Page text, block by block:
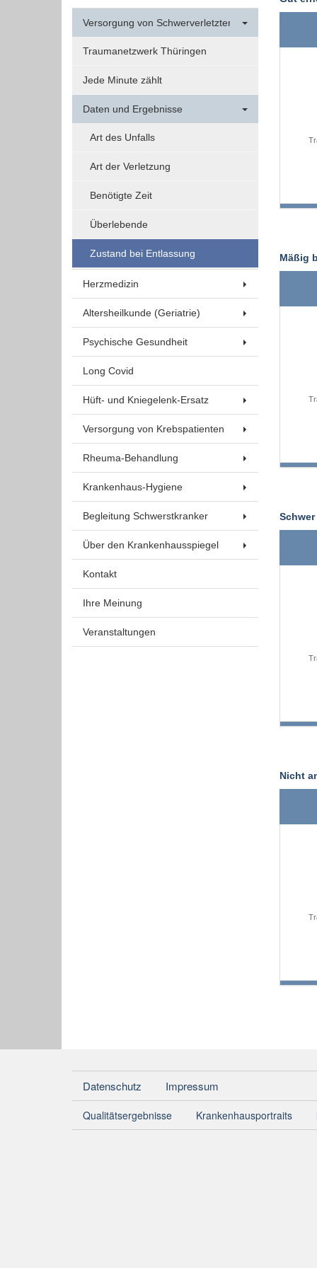
Versorgung von Schwerverletzten
Traumanetzwerk Thüringen
Jede Minute zählt
Daten und Ergebnisse
Art des Unfalls
Art der Verletzung
Benötigte Zeit
Überlebende
Zustand bei Entlassung
Herzmedizin
Altersheilkunde (Geriatrie)
Psychische Gesundheit
Long Covid
Hüft- und Kniegelenk-Ersatz
Versorgung von Krebspatienten
Rheuma-Behandlung
Krankenhaus-Hygiene
Begleitung Schwerstkranker
Über den Krankenhausspiegel
Kontakt
Ihre Meinung
Veranstaltungen
Mäßig
Nicht
Datenschutz Impressum
Qualitätsergebnisse Krankenhausportraits
Funktionen und sind für die einwandfreie Funktion
cookie_consent
ausgewählten Einverständnis-
EXTERNE MEDIEN
Um Inhalte von Videoplattformen und Social Media
Plattformen anzeigen zu können, werden von
diesen externen Medien Cookies gesetzt.
Vimeo